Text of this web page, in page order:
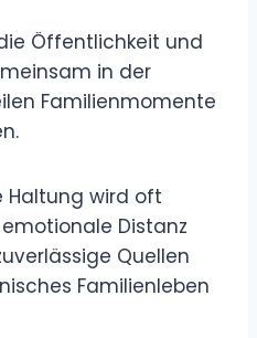
Öffentlichkeit und
in der
Familienmomente
Haltung wird oft
Distanz
Quellen
Familienleben